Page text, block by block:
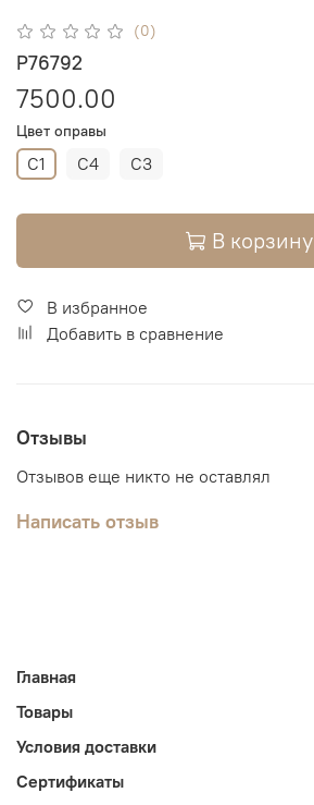
(0)
P76792
7500.00
Цвет оправы
C1 C4 C3
В корзину
В избранное
Добавить в сравнение
Отзывы
Отзывов еще никто не оставлял
Написать отзыв
Главная
Товары
Условия доставки
Сертификаты